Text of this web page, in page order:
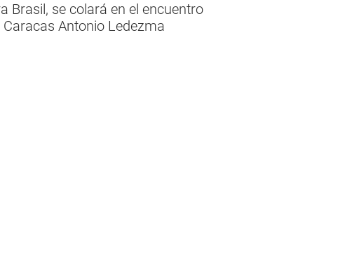
Brasil, se colará en el encuentro
Antonio Ledezma